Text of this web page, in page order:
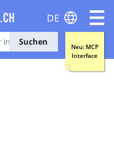
Suchen
Neu: MCP
Interface
DE